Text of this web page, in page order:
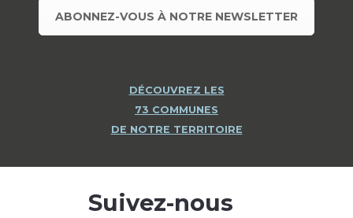
ABONNEZ-VOUS À NOTRE NEWSLETTER
DÉCOUVREZ LES
73 COMMUNES
DE NOTRE TERRITOIRE
Suivez-nous